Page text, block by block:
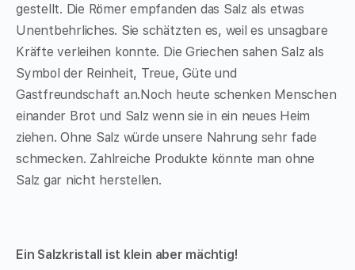
gestellt. Die Römer empfanden das Salz als etwas
Unentbehrliches. Sie schätzten es, weil es unsagbare
Kräfte verleihen konnte. Die Griechen sahen Salz als
Symbol der Reinheit, Treue, Güte und
Gastfreundschaft an.Noch heute schenken Menschen
einander Brot und Salz wenn sie in ein neues Heim
ziehen. Ohne Salz würde unsere Nahrung sehr fade
schmecken. Zahlreiche Produkte könnte man ohne
Salz gar nicht herstellen.
Ein Salzkristall ist klein aber mächtig!